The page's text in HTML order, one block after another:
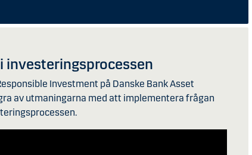
investeringsprocessen
Investment på Danske Bank Asset
av utmaningarna med att implementera frågan